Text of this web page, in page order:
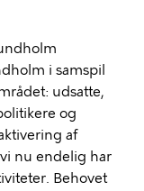
i samspil
udsatte,
og
af
nu endelig har
Behovet